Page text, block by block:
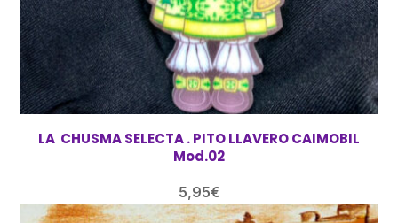
LA CHUSMA SELECTA . PITO LLAVERO CAIMOBIL
Mod.02
5,95€